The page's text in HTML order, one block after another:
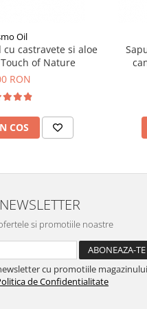
Oil
castravete si aloe
of Nature
RON
COS
NEWSLETTER
si promotiile noastre
cu promotiile
de Confidentialitate